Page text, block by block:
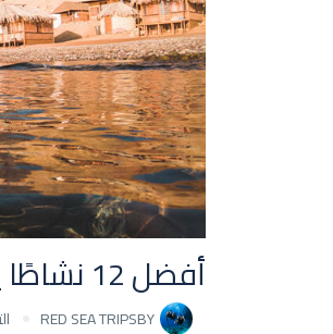
أفضل 12 نشاطًا يمكنك القيام به في دهب
BY
RED SEA TRIPS